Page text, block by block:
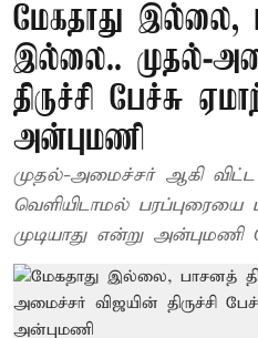
மேகதாது இல்லை,
இல்லை.. முதல்-
திருச்சி பேச்சு
அன்புமணி
முதல்-அமைச்சர் ஆகி விட்ட
வெளியிடாமல்
முடியாது என்று அன்புமணி